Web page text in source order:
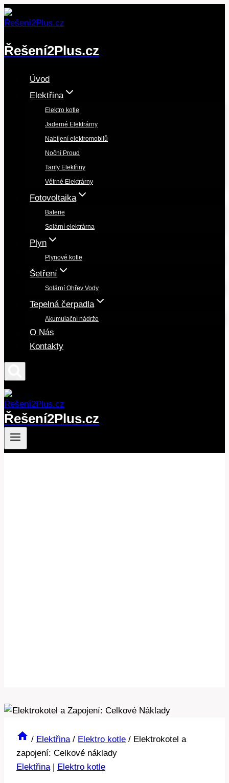
Přeskočit
na
Řešení2Plus.cz
Úvod
Elektřina
Elektro kotle
Jaderné Elektrárny
Nabíjení elektromobilů
Noční Proud
Tarify Elektřiny
Větrné Elektrárny
Fotovoltaika
Baterie
Solární elektrárna
Plyn
Plynové kotle
Šetření
Solární Ohřev Vody
Tepelná čerpadla
Akumulační nádrže
O Nás
Kontakty
Řešení2Plus.cz
/ Elektřina / Elektro kotle / Elektrokotel a
zapojení: Celkové náklady
Elektřina| Elektro kotle